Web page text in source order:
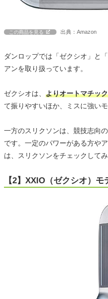
この商品を見る 出典：Amazon
ダンロップでは「ゼクシオ」と
アンを取り扱っています。
ゼクシオは、 よりオートマチッ
て振りやすいほか、ミスに強い
一方のスリクソンは、競技志向
です。一定のパワーがある方や
は、スリクソンをチェックしてみ
【2】XXIO（ゼクシオ）